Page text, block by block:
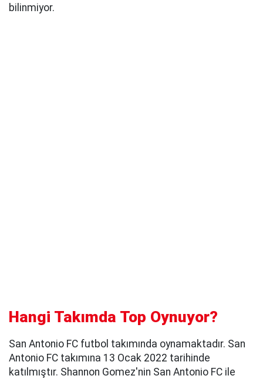
bilinmiyor.
Hangi Takımda Top Oynuyor?
San Antonio FC futbol takımında oynamaktadır. San
Antonio FC takımına 13 Ocak 2022 tarihinde
katılmıştır. Shannon Gomez'nin San Antonio FC ile